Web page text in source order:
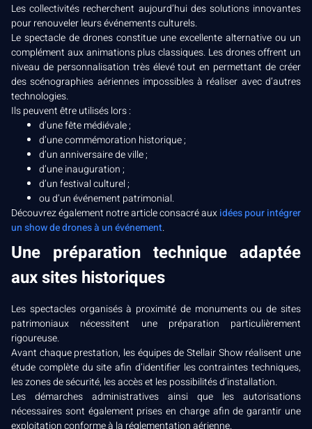
Les collectivités recherchent aujourd’hui des solutions innovantes
pour renouveler leurs événements culturels.
Le spectacle de drones constitue une excellente alternative ou un
complément aux animations plus classiques. Les drones offrent un
niveau de personnalisation très élevé tout en permettant de créer
des scénographies aériennes impossibles à réaliser avec d’autres
technologies.
Ils peuvent être utilisés lors :
d’une fête médiévale ;
d’une commémoration historique ;
d’un anniversaire de ville ;
d’une inauguration ;
d’un festival culturel ;
ou d’un événement patrimonial.
Découvrez également notre article consacré auxidées pour intégrer
un show de drones à un événement.
Une préparation technique adaptée
aux sites historiques
Les spectacles organisés à proximité de monuments ou de sites
patrimoniaux nécessitent une préparation particulièrement
rigoureuse.
Avant chaque prestation, les équipes de Stellair Show réalisent une
étude complète du site afin d’identifier les contraintes techniques,
les zones de sécurité, les accès et les possibilités d’installation.
Les démarches administratives ainsi que les autorisations
nécessaires sont également prises en charge afin de garantir une
exploitation conforme à la réglementation aérienne.